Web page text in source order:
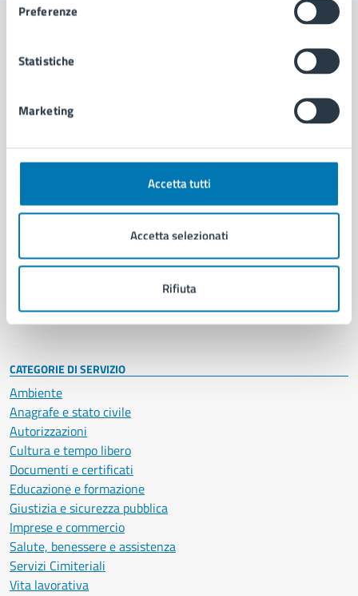
Preferenze
Statistiche
Marketing
Accetta tutti
Accetta selezionati
Rifiuta
Aree amministrative
Uffici
Politici
Intranet, posta aziendale e protocollo
CATEGORIE DI SERVIZIO
Ambiente
Anagrafe e stato civile
Autorizzazioni
Cultura e tempo libero
Documenti e certificati
Educazione e formazione
Giustizia e sicurezza pubblica
Imprese e commercio
Salute, benessere e assistenza
Servizi Cimiteriali
Vita lavorativa